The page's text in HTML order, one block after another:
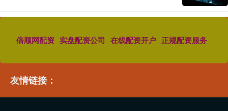
倍顺网配资 实盘配资公司 在线配资开户 正规配资服务
友情链接：